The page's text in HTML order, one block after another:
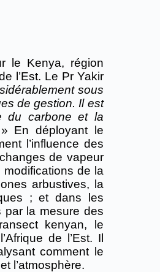
le Kenya, région
l’Est. Le Pr Yakir
sous
de gestion. Il est
du carbone et la
» En déployant le
l’influence des
de vapeur
modifications de la
arbustives, la
; et dans les
par la mesure des
kenyan, le
de l’Est. Il
comment le
l’atmosphère.